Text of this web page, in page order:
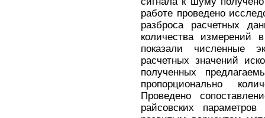
работе проведено
разброса расчетных
количества измерений
показали численные
расчетных значений
полученных
пропорционально
Проведено
райсовских